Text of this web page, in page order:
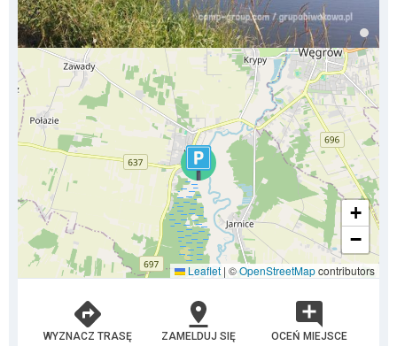
+
−
Leaflet | ©OpenStreetMapcontributors
WYZNACZ TRASĘ ZAMELDUJ SIĘ OCEŃ MIEJSCE